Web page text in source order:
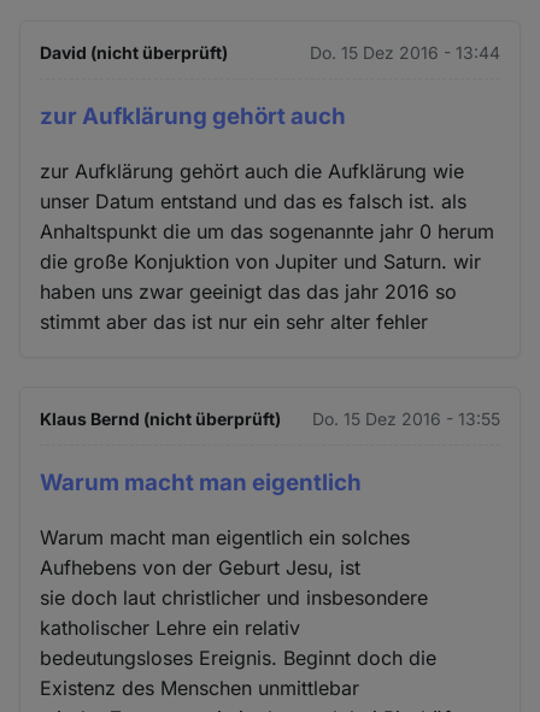
David (nicht überprüft) Do. 15 Dez 2016 - 13:44
zur Aufklärung gehört auch
zur Aufklärung gehört auch die Aufklärung wie
unser Datum entstand und das es falsch ist. als
Anhaltspunkt die um das sogenannte jahr 0 herum
die große Konjuktion von Jupiter und Saturn. wir
haben uns zwar geeinigt das das jahr 2016 so
stimmt aber das ist nur ein sehr alter fehler
Klaus Bernd (nicht überprüft) Do. 15 Dez 2016 - 13:55
Warum macht man eigentlich
Warum macht man eigentlich ein solches
Aufhebens von der Geburt Jesu, ist
sie doch laut christlicher und insbesondere
katholischer Lehre ein relativ
bedeutungsloses Ereignis. Beginnt doch die
Existenz des Menschen unmittlebar